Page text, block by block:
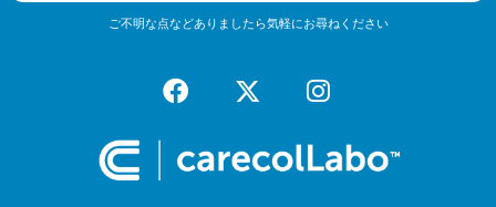
ご不明な点などありましたら気軽にお尋ねください